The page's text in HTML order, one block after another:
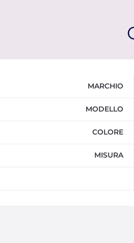
MARCHIO
MODELLO
COLORE
MISURA